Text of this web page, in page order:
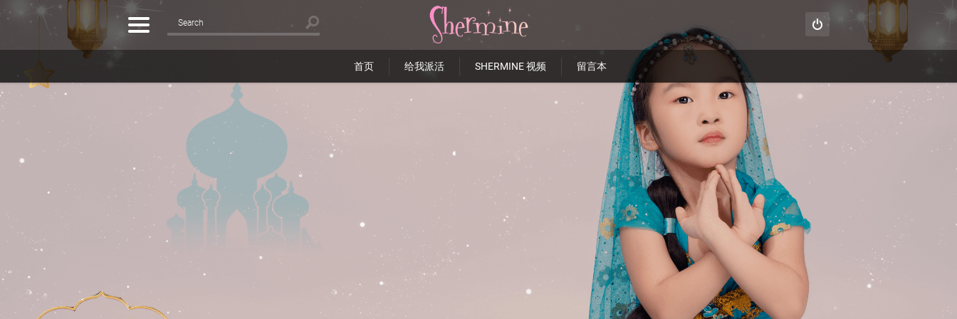
首页 给我派活 SHERMINE 视频 留言本